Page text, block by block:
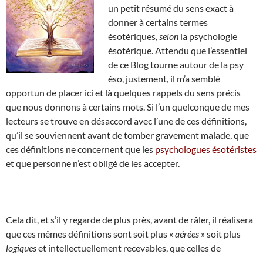
un petit résumé du sens exact à
donner à certains termes
ésotériques, selon la psychologie
ésotérique. Attendu que l’essentiel
de ce Blog tourne autour de la psy
éso, justement, il m’a semblé
opportun de placer ici et là quelques rappels du sens précis
que nous donnons à certains mots. Si l’un quelconque de mes
lecteurs se trouve en désaccord avec l’une de ces définitions,
qu’il se souviennent avant de tomber gravement malade, que
ces définitions ne concernent que les psychologues ésotéristes
et que personne n’est obligé de les accepter.
Cela dit, et s’il y regarde de plus près, avant de râler, il réalisera
que ces mêmes définitions sont soit plus « aérées » soit plus
logiqueset intellectuellement recevables, que celles de